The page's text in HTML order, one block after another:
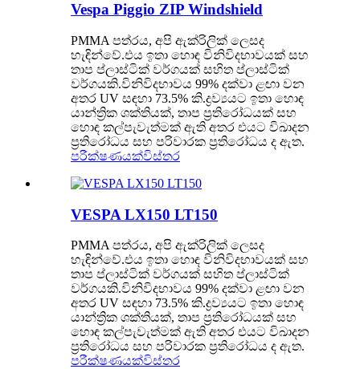
Vespa Piggio ZIP Windshield
PMMA පත්රය, අපි ඇක්රිලික් ලෙසද
හැඳින්වේ.එය ඉතා හොඳ විනිවිදභාවයක් සහ
තාප ප්ලාස්ටික් වර්ගයක් සහිත ප්ලාස්ටික්
වර්ගයකි.විනිවිදභාවය 99% දක්වා ළඟා වන
අතර UV සඳහා 73.5% කි.ද්‍රව්‍යයට ඉතා හොඳ
යාන්ත්‍රික ශක්තියක්, තාප ප්‍රතිරෝධයක් සහ
හොඳ කල්පැවැත්මක් ඇති අතර එයට විඛාදන
ප්‍රතිරෝධය සහ පරිවාරක ප්‍රතිරෝධය ද ඇත.
පරීක්ෂණයක්විස්තර
VESPA LX150 LT150
PMMA පත්රය, අපි ඇක්රිලික් ලෙසද
හැඳින්වේ.එය ඉතා හොඳ විනිවිදභාවයක් සහ
තාප ප්ලාස්ටික් වර්ගයක් සහිත ප්ලාස්ටික්
වර්ගයකි.විනිවිදභාවය 99% දක්වා ළඟා වන
අතර UV සඳහා 73.5% කි.ද්‍රව්‍යයට ඉතා හොඳ
යාන්ත්‍රික ශක්තියක්, තාප ප්‍රතිරෝධයක් සහ
හොඳ කල්පැවැත්මක් ඇති අතර එයට විඛාදන
ප්‍රතිරෝධය සහ පරිවාරක ප්‍රතිරෝධය ද ඇත.
පරීක්ෂණයක්විස්තර